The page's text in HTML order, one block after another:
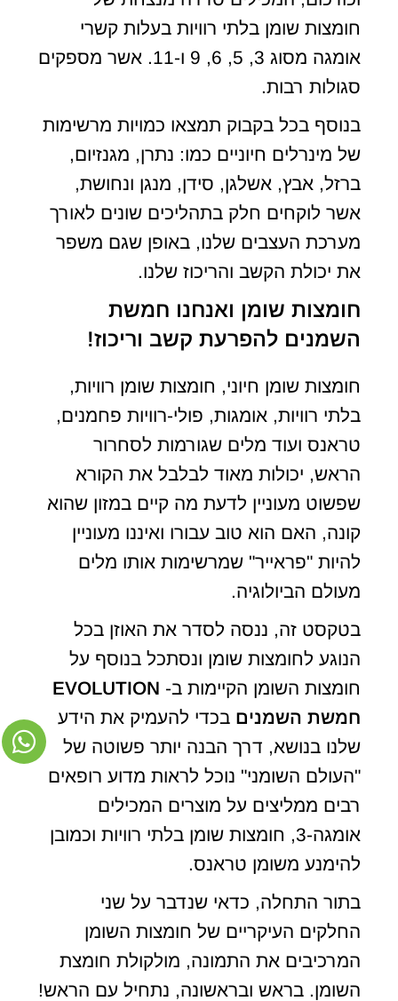
חומצות שומן בלתי רוויות בעלות קשרי
אומגה מסוג 3, 5, 6, 9 ו-11. אשר מספקים
סגולות רבות.
בנוסף בכל בקבוק תמצאו כמויות מרשימות
של מינרלים חיוניים כמו: נתרן, מגנזיום,
ברזל, אבץ, אשלגן, סידן, מנגן ונחושת,
אשר לוקחים חלק בתהליכים שונים לאורך
מערכת העצבים שלנו, באופן שגם משפר
את יכולת הקשב והריכוז שלנו.
חומצות שומן ואנחנו חמשת
השמנים להפרעת קשב וריכוז!
חומצות שומן חיוני, חומצות שומן רוויות,
בלתי רוויות, אומגות, פולי-רוויות פחמנים,
טראנס ועוד מלים שגורמות לסחרור
הראש, יכולות מאוד לבלבל את הקורא
שפשוט מעוניין לדעת מה קיים במזון שהוא
קונה, האם הוא טוב עבורו ואיננו מעוניין
להיות "פראייר" שמרשימות אותו מלים
מעולם הביולוגיה.
בטקסט זה, ננסה לסדר את האוזן בכל
הנוגע לחומצות שומן ונסתכל בנוסף על
חומצות השומן הקיימות ב- EVOLUTION
חמשת השמניםבכדי להעמיק את הידע
שלנו בנושא, דרך הבנה יותר פשוטה של
"העולם השומני" נוכל לראות מדוע רופאים
רבים ממליצים על מוצרים המכילים
אומגה-3, חומצות שומן בלתי רוויות וכמובן
להימנע משומן טראנס.
בתור התחלה, כדאי שנדבר על שני
החלקים העיקריים של חומצות השומן
המרכיבים את התמונה, מולקולת חומצת
השומן. בראש ובראשונה, נתחיל עם הראש!